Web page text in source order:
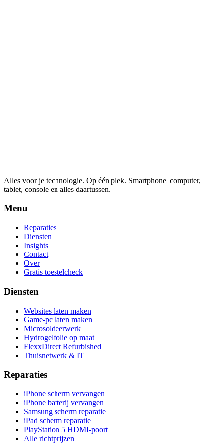
Alles voor je technologie. Op één plek. Smartphone, computer,
tablet, console en alles daartussen.
Menu
Reparaties
Diensten
Insights
Contact
Over
Gratis toestelcheck
Diensten
Websites laten maken
Game-pc laten maken
Microsoldeerwerk
Hydrogelfolie op maat
FlexxDirect Refurbished
Thuisnetwerk & IT
Reparaties
iPhone scherm vervangen
iPhone batterij vervangen
Samsung scherm reparatie
iPad scherm reparatie
PlayStation 5 HDMI-poort
Alle richtprijzen